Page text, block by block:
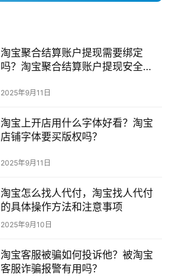
淘宝聚合结算账户提现需要绑定
吗？淘宝聚合结算账户提现安全
2025年9月11日
淘宝上开店用什么字体好看？淘宝
店铺字体要买版权吗？
2025年9月11日
淘宝怎么找人代付，淘宝找人代付
的具体操作方法和注意事项
2025年9月10日
淘宝客服被骗如何投诉他？被淘宝
客服诈骗报警有用吗？